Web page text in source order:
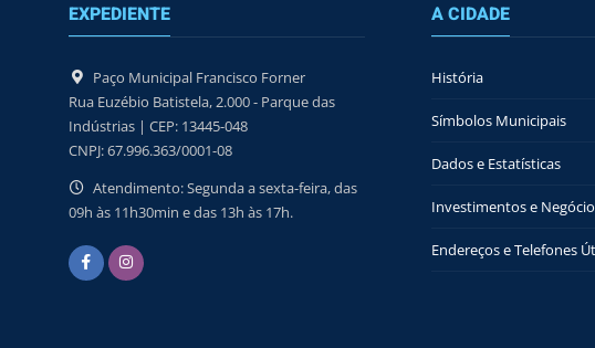
EXPEDIENTE
Paço Municipal Francisco Forner
Rua Euzébio Batistela, 2.000 - Parque das
Indústrias | CEP: 13445-048
CNPJ: 67.996.363/0001-08
Atendimento: Segunda a sexta-feira, das
09h às 11h30min e das 13h às 17h.
A CIDADE
História
Símbolos Municipais
Dados e Estatísticas
Investimentos e
Endereços e Telefones